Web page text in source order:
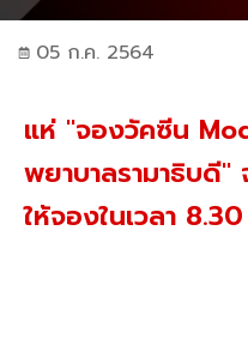
05 ก.ค. 2564
แห่ "จองวัคซีน
พยาบาลรามาธิบดี"
ให้จองในเวลา